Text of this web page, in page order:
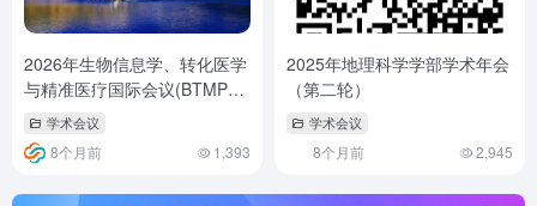
2026年生物信息学、转化医学
与精准医疗国际会议(BTMPM
2026)学术会议
8个月前 1,393
2025年地理科学学部学术年会
（第二轮）
学术会议
8个月前 2,945